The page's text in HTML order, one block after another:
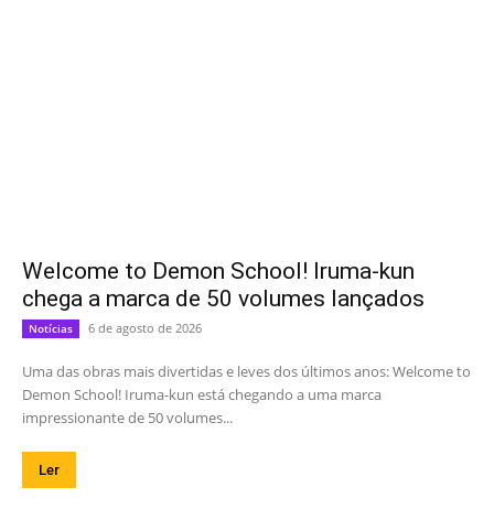
Welcome to Demon School! Iruma-kun
chega a marca de 50 volumes lançados
Notícias 6 de agosto de 2026
Uma das obras mais divertidas e leves dos últimos anos: Welcome to
Demon School! Iruma-kun está chegando a uma marca
impressionante de 50 volumes...
Ler